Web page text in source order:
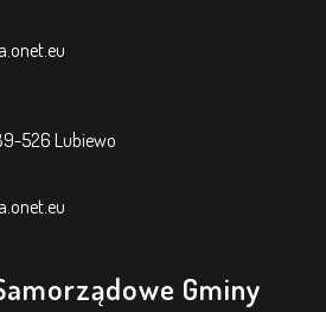
526 Lubiewo
Gminy